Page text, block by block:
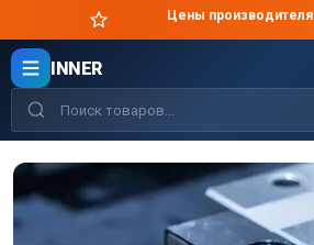
Цены производителя
INNER